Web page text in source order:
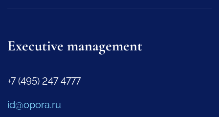
Executive management
+7 (495) 247 4777
id@opora.ru